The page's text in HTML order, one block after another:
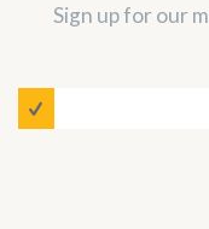
Sign up for our